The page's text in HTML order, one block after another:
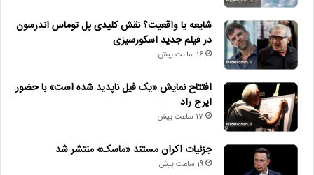
شایعه یا واقعیت؟ نقش کلیدی پل توماس اندرسون
در فیلم جدید اسکورسیزی
16 ساعت پیش
افتتاح نمایش «یک فیل ناپدید شده است» با حضور
ایرج راد
17 ساعت پیش
جزئیات اکران مستند «ماسک» منتشر شد
19 ساعت پیش